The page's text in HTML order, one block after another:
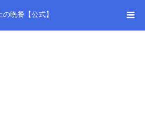
晩餐【公式】